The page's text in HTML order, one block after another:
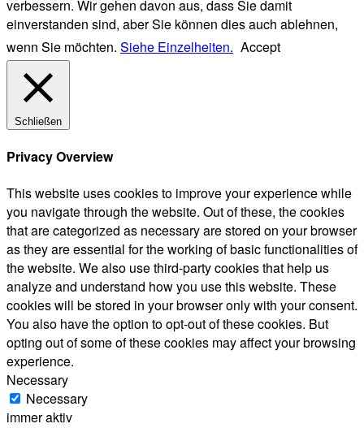
verbessern. Wir gehen davon aus, dass Sie damit
einverstanden sind, aber Sie können dies auch ablehnen,
wenn Sie möchten. Siehe Einzelheiten. Accept
Schließen
Privacy Overview
This website uses cookies to improve your experience while
you navigate through the website. Out of these, the cookies
that are categorized as necessary are stored on your browser
as they are essential for the working of basic functionalities of
the website. We also use third-party cookies that help us
analyze and understand how you use this website. These
cookies will be stored in your browser only with your consent.
You also have the option to opt-out of these cookies. But
opting out of some of these cookies may affect your browsing
experience.
Necessary
Necessary
immer aktiv